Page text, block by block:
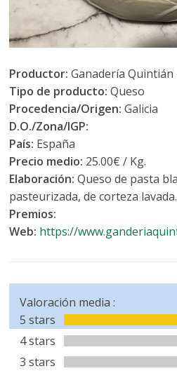
Productor: Ganadería Quintián
Tipo de producto:Queso
Procedencia/Origen: Galicia
D.O./Zona/IGP:
País: España
Precio medio: 25.00€ / Kg.
Elaboración: Queso de pasta
pasteurizada, de corteza lavada.
Premios:
Web: https://
Valoración media :
5 stars
4 stars
3 stars